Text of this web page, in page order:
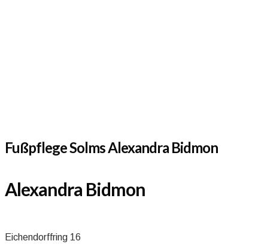
Fußpflege Solms Alexandra Bidmon
Alexandra Bidmon
Eichendorffring 16